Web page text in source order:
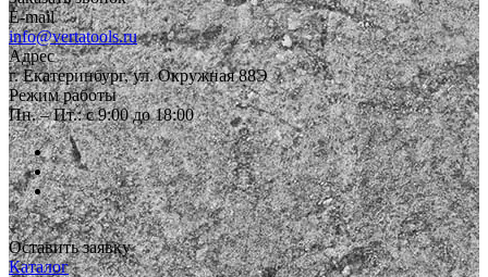
E-mail
info@vertatools.ru
Адрес
г. Екатеринбург, ул. Окружная 88Э
Режим работы
Пн. – Пт.: с 9:00 до 18:00
Оставить заявку
Каталог